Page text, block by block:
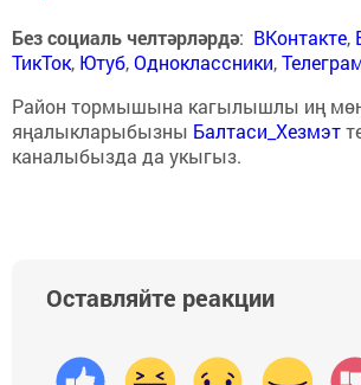
Без социаль челтәрләрдә: ВКонтакте,
ТикТок, Ютуб,Одноклассники,
Район тормышына кагылышлы иң
яңалыкларыбызны Балтаси_Хезмэт
каналыбызда да укыгыз.
Оставляйте реакции